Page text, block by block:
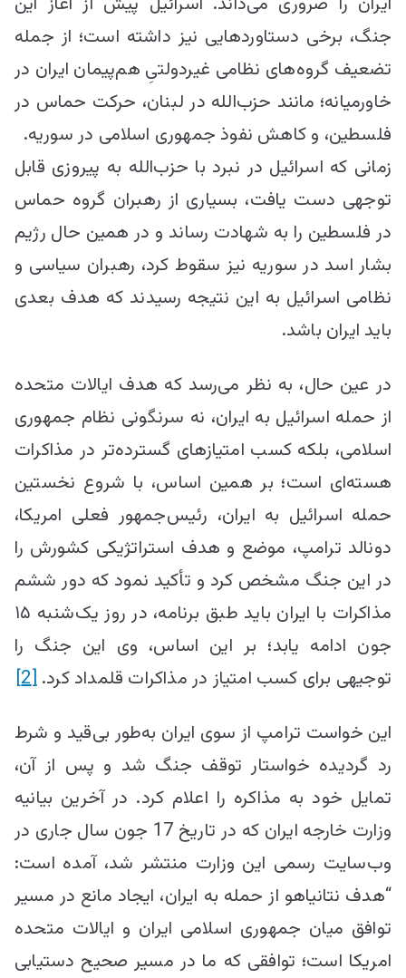
جنگ، برخی دستاوردهایی نیز داشته است؛ از جمله
تضعیف گروه‌های نظامی غیردولتیِ هم‌پیمان ایران در
خاورمیانه؛ مانند حزب‌الله در لبنان، حرکت حماس در
فلسطین، و کاهش نفوذ جمهوری اسلامی در سوریه.
زمانی که اسرائیل در نبرد با حزب‌الله به پیروزی قابل
توجهی دست یافت، بسیاری از رهبران گروه حماس
در فلسطین را به شهادت رساند و در همین حال رژیم
بشار اسد در سوریه نیز سقوط کرد، رهبران سیاسی و
نظامی اسرائیل به این نتیجه رسیدند که هدف بعدی
باید ایران باشد.
در عین حال، به نظر می‌رسد که هدف ایالات متحده
از حمله اسرائیل به ایران، نه سرنگونی نظام جمهوری
اسلامی، بلکه کسب امتیازهای گسترده‌تر در مذاکرات
هسته‌ای است؛ بر همین اساس، با شروع نخستین
حمله اسرائیل به ایران، رئیس‌جمهور فعلی امریکا،
دونالد ترامپ، موضع و هدف استراتژیکی کشورش را
در این جنگ مشخص کرد و تأکید نمود که دور ششم
مذاکرات با ایران باید طبق برنامه، در روز یک‌شنبه ۱۵
جون ادامه یابد؛ بر این اساس، وی این جنگ را
توجیهی برای کسب امتیاز در مذاکرات قلمداد کرد.[2]
این خواست ترامپ از سوی ایران به‌طور بی‌قید و شرط
رد گردیده خواستار توقف جنگ شد و پس از آن،
تمایل خود به مذاکره را اعلام کرد. در آخرین بیانیه
وزارت خارجه ایران که در تاریخ 17 جون سال جاری در
وب‌سایت رسمی این وزارت منتشر شد، آمده است:
“هدف نتانیاهو از حمله به ایران، ایجاد مانع در مسیر
توافق میان جمهوری اسلامی ایران و ایالات متحده
امریکا است؛ توافقی که ما در مسیر صحیح دستیابی